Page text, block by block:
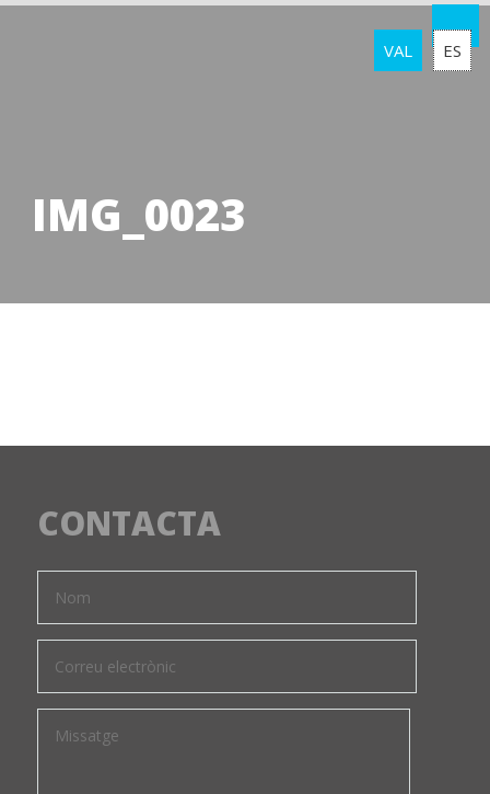
VAL ES
IMG_0023
CONTACTA